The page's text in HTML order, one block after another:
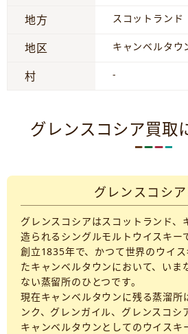
地方 スコットランド
地区 キャンベルタウ
村 -
グレンスコシア買取
グレンスコシ
グレンスコシアはスコットランド、
造られるシングルモルトウイスキー
創立1835年で、かつて世界のウイ
たキャンベルタウンにおいて、いま
ない蒸留所のひとつです。
現在キャンベルタウンに残る蒸溜所
ンク、グレンガイル、グレンスコシ
キャンベルタウンとしてのウイスキ